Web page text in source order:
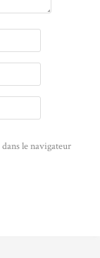
le navigateur